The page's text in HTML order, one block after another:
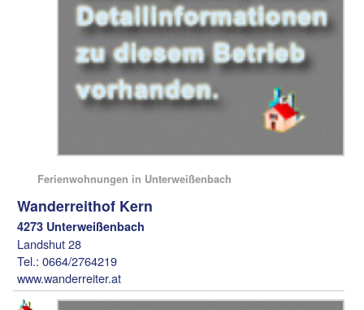
Ferienwohnungen in Unterweißenbach
Wanderreithof Kern
4273 Unterweißenbach
Landshut 28
Tel.: 0664/2764219
www.wanderreiter.at